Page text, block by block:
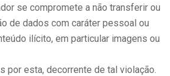
se compromete a não transferir ou
de dados com caráter pessoal ou
ilícito, em particular imagens ou
por esta, decorrente de tal violação.